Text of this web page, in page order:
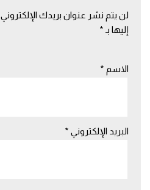
لن يتم نشر عنوان بريدك الإلكتروني.
إليها بـ *
الاسم *
البريد الإلكتروني *